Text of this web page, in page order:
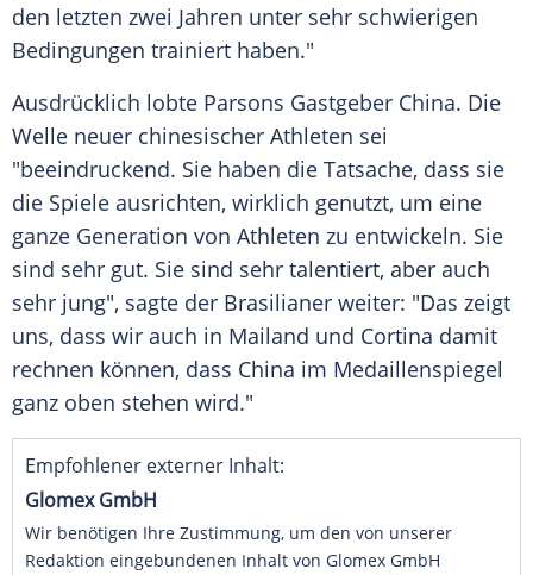
den letzten zwei Jahren unter sehr schwierigen
Bedingungen trainiert haben."
Ausdrücklich lobte Parsons Gastgeber China. Die
Welle neuer chinesischer Athleten sei
"beeindruckend. Sie haben die Tatsache, dass sie
die Spiele ausrichten, wirklich genutzt, um eine
ganze Generation von Athleten zu entwickeln. Sie
sind sehr gut. Sie sind sehr talentiert, aber auch
sehr jung", sagte der Brasilianer weiter: "Das zeigt
uns, dass wir auch in Mailand und Cortina damit
rechnen können, dass China im Medaillenspiegel
ganz oben stehen wird."
Empfohlener externer Inhalt:
Glomex GmbH
Wir benötigen Ihre Zustimmung, um den von unserer
Redaktion eingebundenen Inhalt von Glomex GmbH